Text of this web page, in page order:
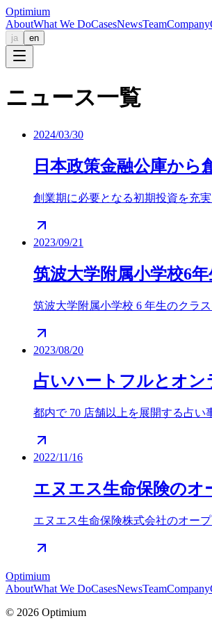
Optimium
AboutWhat We DoCasesNewsTeamCompany
ja en
ニュース一覧
2024/03/30
日本政策金融公庫から
創業期に必要となる初期投資を充
2023/09/21
筑波大学附属小学校6
筑波大学附属小学校 6 年生のクラ
2023/08/20
占いハートフルとオン
都内で 70 店舗以上を展開する占
2022/11/16
エヌエス生命保険のオ
エヌエス生命保険株式会社のオー
Optimium
AboutWhat We DoCasesNewsTeamCompany
© 2026 Optimium